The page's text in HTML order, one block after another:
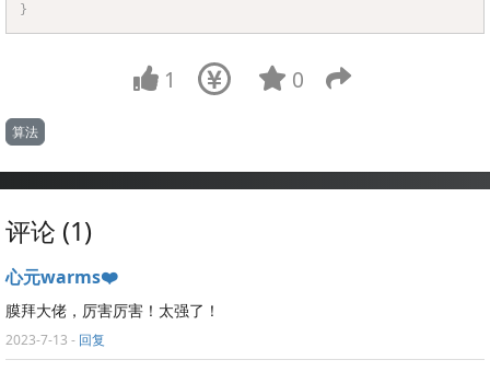
}
1 0
算法
评论 (1)
心元warms❤️
膜拜大佬，厉害厉害！太强了！
2023-7-13 - 回复